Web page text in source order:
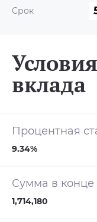
Срок
вклада
Процентная
9.34%
Сумма в конце
1,714,180